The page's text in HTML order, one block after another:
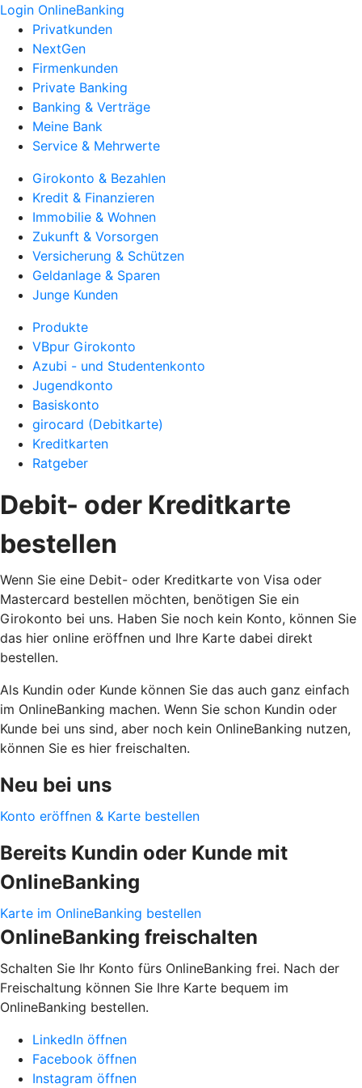
Login OnlineBanking
Privatkunden
NextGen
Firmenkunden
Private Banking
Banking & Verträge
Meine Bank
Service & Mehrwerte
Girokonto & Bezahlen
Kredit & Finanzieren
Immobilie & Wohnen
Zukunft & Vorsorgen
Versicherung & Schützen
Geldanlage & Sparen
Junge Kunden
Produkte
VBpur Girokonto
Azubi - und Studentenkonto
Jugendkonto
Basiskonto
girocard (Debitkarte)
Kreditkarten
Ratgeber
Debit- oder Kreditkarte
bestellen
Wenn Sie eine Debit- oder Kreditkarte von Visa oder
Mastercard bestellen möchten, benötigen Sie ein
Girokonto bei uns. Haben Sie noch kein Konto, können Sie
das hier online eröffnen und Ihre Karte dabei direkt
bestellen.
Als Kundin oder Kunde können Sie das auch ganz einfach
im OnlineBanking machen. Wenn Sie schon Kundin oder
Kunde bei uns sind, aber noch kein OnlineBanking nutzen,
können Sie es hier freischalten.
Neu bei uns
Konto eröffnen & Karte bestellen
Bereits Kundin oder Kunde mit
OnlineBanking
Karte im OnlineBanking bestellen
OnlineBanking freischalten
Schalten Sie Ihr Konto fürs OnlineBanking frei. Nach der
Freischaltung können Sie Ihre Karte bequem im
OnlineBanking bestellen.
LinkedIn öffnen
Facebook öffnen
Instagram öffnen